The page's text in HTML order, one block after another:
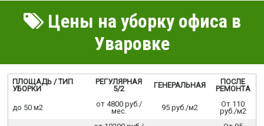
Цены на уборку офиса в
Уваровке
ПЛОЩАДЬ / ТИП
УБОРКИ
РЕГУЛЯРНАЯ
5/2
ГЕНЕРАЛЬНАЯ
ПОСЛЕ
РЕМОНТА
до 50 м2
от 4800 руб./
мес.
95 руб./м2
От 110
руб./м2